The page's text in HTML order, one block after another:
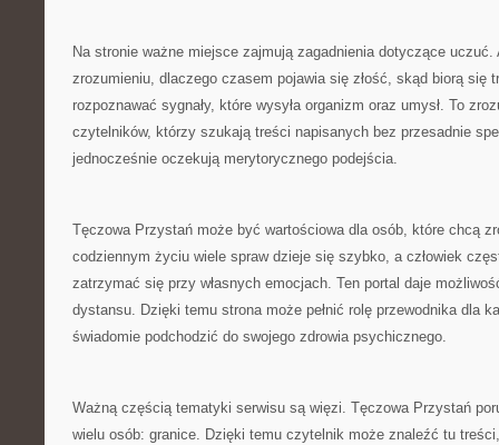
Na stronie ważne miejsce zajmują zagadnienia dotyczące uczuć.
zrozumieniu, dlaczego czasem pojawia się złość, skąd biorą się
rozpoznawać sygnały, które wysyła organizm oraz umysł. To
czytelników, którzy szukają treści napisanych bez przesadnie
jednocześnie oczekują merytorycznego podejścia.
Tęczowa Przystań może być wartościowa dla osób, które chcą
codziennym życiu wiele spraw dzieje się szybko, a człowiek
zatrzymać się przy własnych emocjach. Ten portal daje
dystansu. Dzięki temu strona może pełnić rolę przewodnika dla
świadomie podchodzić do swojego zdrowia psychicznego.
Ważną częścią tematyki serwisu są więzi. Tęczowa Przystań
wielu osób: granice. Dzięki temu czytelnik może znaleźć tu